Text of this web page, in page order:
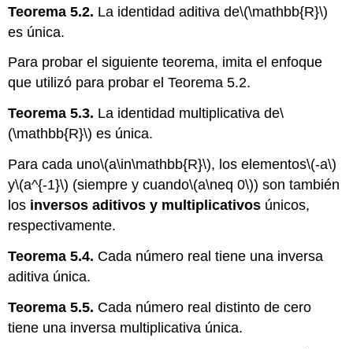
Teorema 5.2. La identidad aditiva de\(\mathbb{R}\)
es única.
Para probar el siguiente teorema, imita el enfoque
que utilizó para probar el Teorema 5.2.
Teorema 5.3. La identidad multiplicativa de\
(\mathbb{R}\) es única.
Para cada uno\(a\in\mathbb{R}\), los elementos\(-a\)
y\(a^{-1}\) (siempre y cuando\(a\neq 0\)) son también
los inversosaditivos y multiplicativos únicos,
respectivamente.
Teorema 5.4. Cada número real tiene una inversa
aditiva única.
Teorema 5.5. Cada número real distinto de cero
tiene una inversa multiplicativa única.